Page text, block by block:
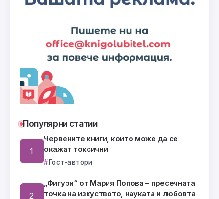
Популярни статии
Червените книги, които може да се
окажат токсични
Гост-автори
„Фигури“ от Мария Попова – пресечната
точка на изкуството, науката и любовта